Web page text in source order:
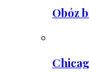
Obóz